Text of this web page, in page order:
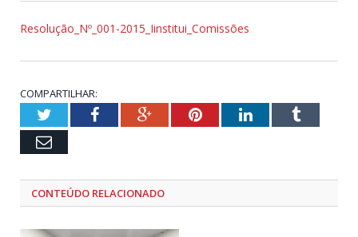
Resolução_Nº_001-2015_Iinstitui_Comissões
COMPARTILHAR:
TwitterFacebookGoogle+PinterestLinkedInTumblr
Email
CONTEÚDO RELACIONADO